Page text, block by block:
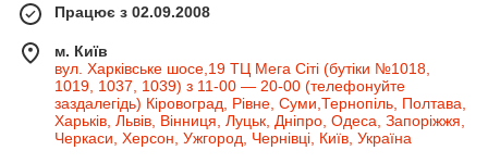
Працює з 02.09.2008
м. Київ
вул. Харківське шосе,19 ТЦ Мега Сіті (бутіки №1018,
1019, 1037, 1039) з 11-00 — 20-00 (телефонуйте
заздалегідь) Кіровоград, Рівне, Суми,Тернопіль, Полтава,
Харьків, Львів, Вінниця, Луцьк, Дніпро, Одеса, Запоріжжя,
Черкаси, Херсон, Ужгород, Чернівці, Київ, Україна